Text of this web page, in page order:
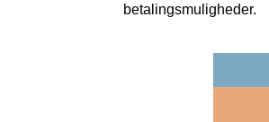
betalingsmuligheder.